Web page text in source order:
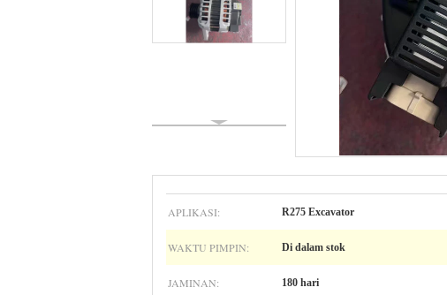
APLIKASI: R275 Excavator
WAKTU PIMPIN: Di dalam stok
JAMINAN: 180 hari